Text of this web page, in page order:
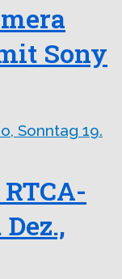
Sony